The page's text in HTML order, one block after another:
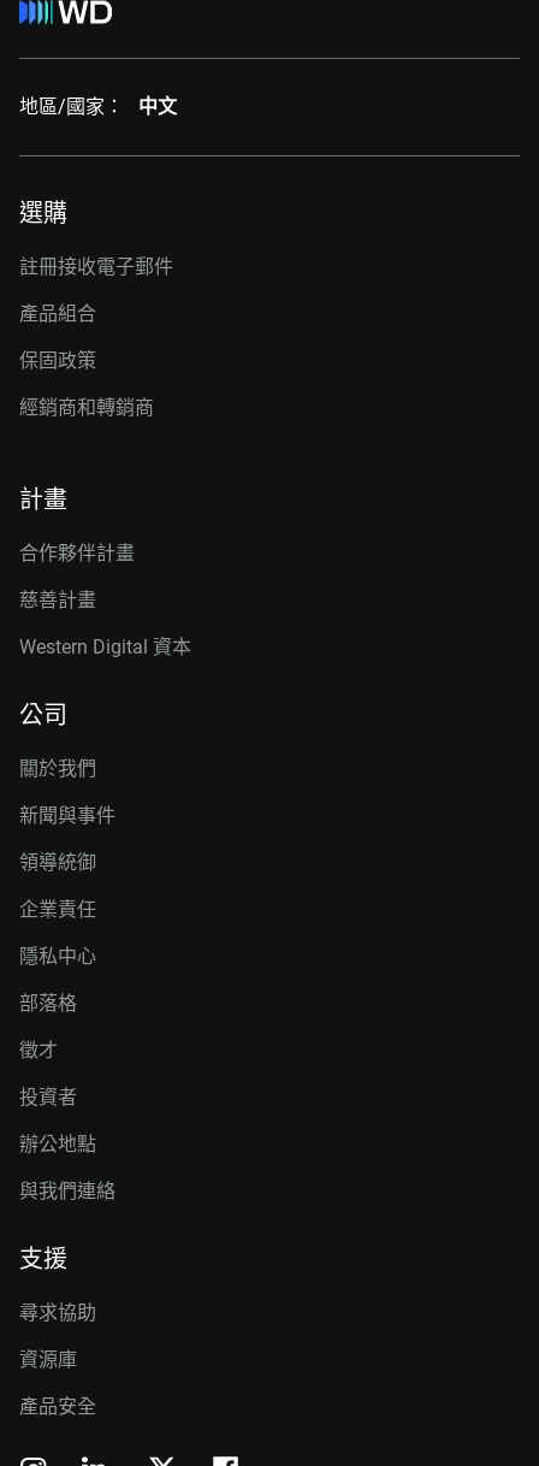
地區/國家： 中文
選購
註冊接收電子郵件
產品組合
保固政策
經銷商和轉銷商
計畫
合作夥伴計畫
慈善計畫
Western Digital 資本
公司
關於我們
新聞與事件
領導統御
企業責任
隱私中心
部落格
徵才
投資者
辦公地點
與我們連絡
支援
尋求協助
資源庫
產品安全